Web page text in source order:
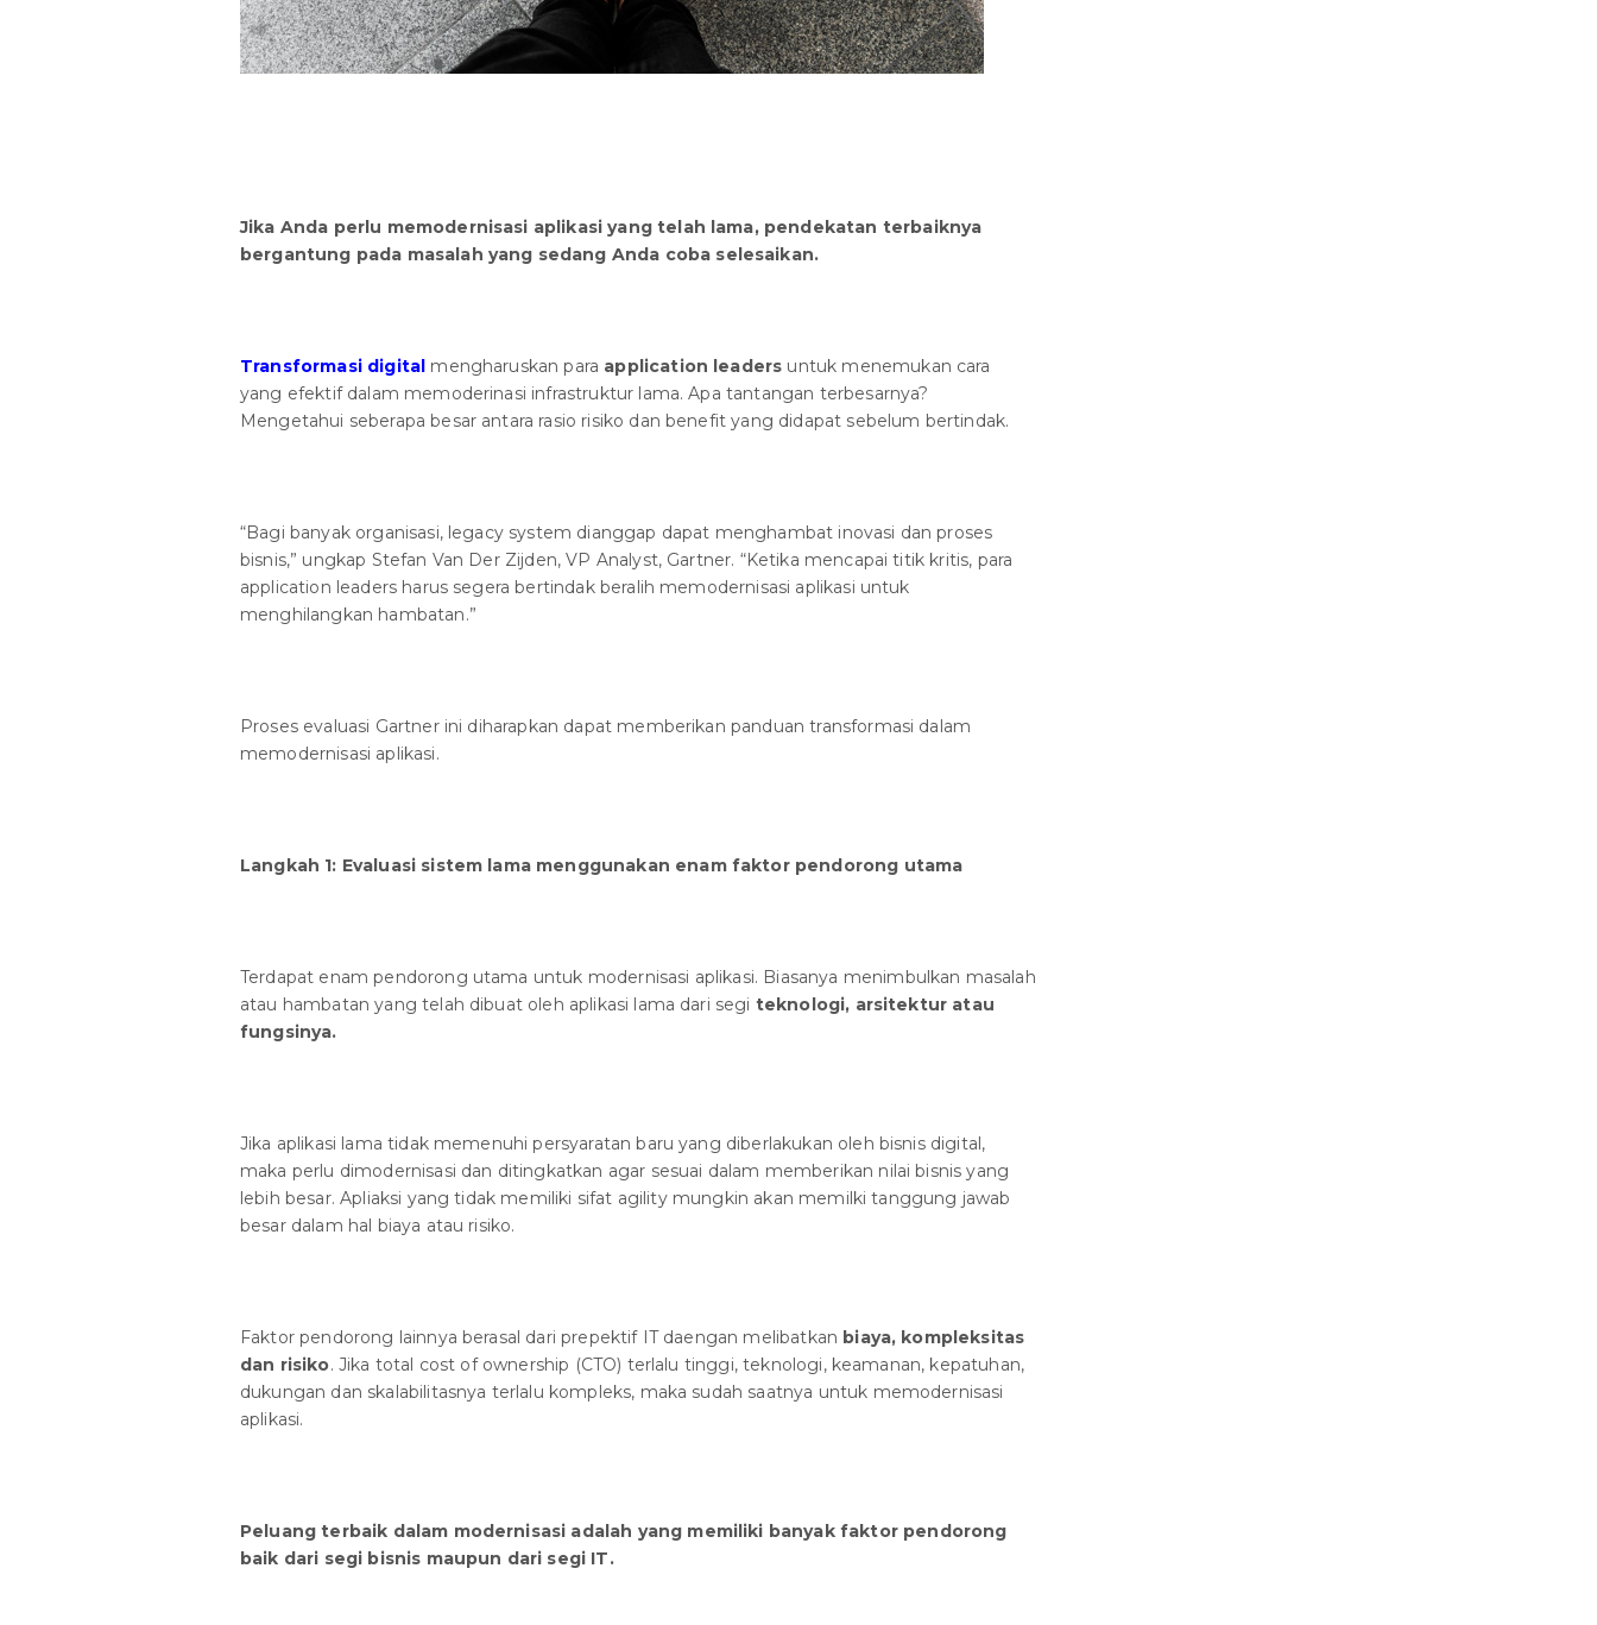
Jika Anda perlu memodernisasi aplikasi yang telah lama, pendekatan terbaiknya
bergantung pada masalah yang sedang Anda coba selesaikan.
Transformasi digital mengharuskan para application leaders untuk menemukan cara
yang efektif dalam memoderinasi infrastruktur lama. Apa tantangan terbesarnya?
Mengetahui seberapa besar antara rasio risiko dan benefit yang didapat sebelum bertindak.
“Bagi banyak organisasi, legacy system dianggap dapat menghambat inovasi dan proses
bisnis,” ungkap Stefan Van Der Zijden, VP Analyst, Gartner. “Ketika mencapai titik kritis, para
application leaders harus segera bertindak beralih memodernisasi aplikasi untuk
menghilangkan hambatan.”
Proses evaluasi Gartner ini diharapkan dapat memberikan panduan transformasi dalam
memodernisasi aplikasi.
Langkah 1: Evaluasi sistem lama menggunakan enam faktor pendorong utama
Terdapat enam pendorong utama untuk modernisasi aplikasi. Biasanya menimbulkan masalah
atau hambatan yang telah dibuat oleh aplikasi lama dari segi teknologi, arsitektur atau
fungsinya.
Jika aplikasi lama tidak memenuhi persyaratan baru yang diberlakukan oleh bisnis digital,
maka perlu dimodernisasi dan ditingkatkan agar sesuai dalam memberikan nilai bisnis yang
lebih besar. Apliaksi yang tidak memiliki sifat agility mungkin akan memilki tanggung jawab
besar dalam hal biaya atau risiko.
Faktor pendorong lainnya berasal dari prepektif IT daengan melibatkan biaya, kompleksitas
dan risiko. Jika total cost of ownership (CTO) terlalu tinggi, teknologi, keamanan, kepatuhan,
dukungan dan skalabilitasnya terlalu kompleks, maka sudah saatnya untuk memodernisasi
aplikasi.
Peluang terbaik dalam modernisasi adalah yang memiliki banyak faktor pendorong
baik dari segi bisnis maupun dari segi IT.